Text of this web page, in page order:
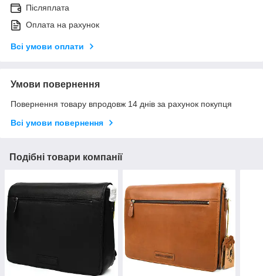
Післяплата
Оплата на рахунок
Всі умови оплати
Умови повернення
Повернення товару впродовж 14 днів за рахунок покупця
Всі умови повернення
Подібні товари компанії